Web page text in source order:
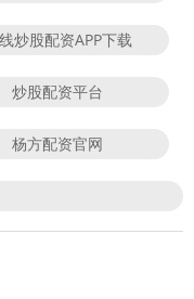
炒股配资APP下载
炒股配资平台
杨方配资官网